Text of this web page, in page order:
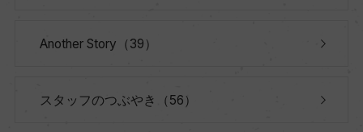
Another Story（39）
スタッフのつぶやき（56）